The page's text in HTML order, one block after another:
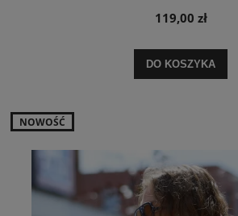
119,00 zł
DO KOSZYKA
NOWOŚĆ